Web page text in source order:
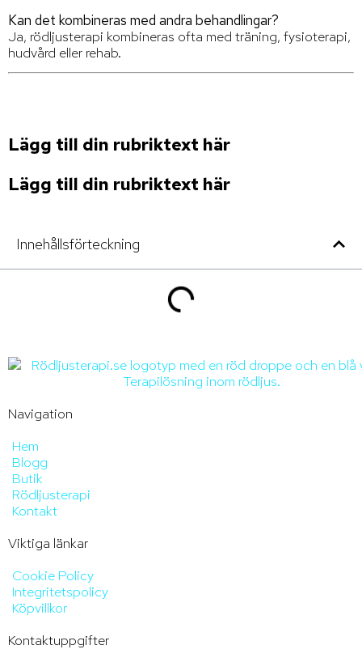
Kan det kombineras med andra behandlingar?
Ja, rödljusterapi kombineras ofta med träning, fysioterapi,
hudvård eller rehab.
Lägg till din rubriktext här
Lägg till din rubriktext här
Innehållsförteckning
Navigation
Hem
Blogg
Butik
Rödljusterapi
Kontakt
Viktiga länkar
Cookie Policy
Integritetspolicy
Köpvillkor
Kontaktuppgifter